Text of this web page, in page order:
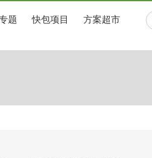
题 快包项目 方案超市